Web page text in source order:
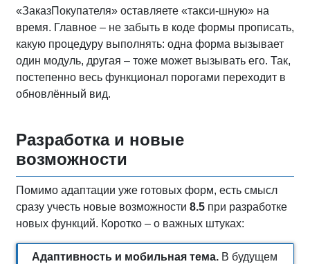
«ЗаказПокупателя» оставляете «такси-шную» на
время. Главное – не забыть в коде формы прописать,
какую процедуру выполнять: одна форма вызывает
один модуль, другая – тоже может вызывать его. Так,
постепенно весь функционал порогами переходит в
обновлённый вид.
Разработка и новые
возможности
Помимо адаптации уже готовых форм, есть смысл
сразу учесть новые возможности 8.5 при разработке
новых функций. Коротко – о важных штуках:
Адаптивность и мобильная тема. В будущем